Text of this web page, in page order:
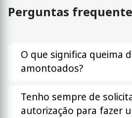
Perguntas
O que significa queima
amontoados?
Tenho sempre de
autorização para fazer